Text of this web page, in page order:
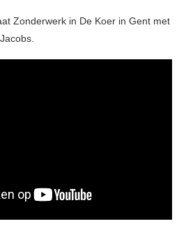
Zonderwerk in De Koer in Gent met